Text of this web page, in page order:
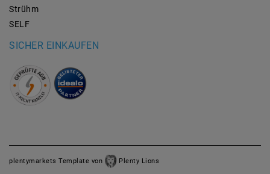
Strühm
SELF
SICHER EINKAUFEN
plentymarkets Template von Plenty Lions